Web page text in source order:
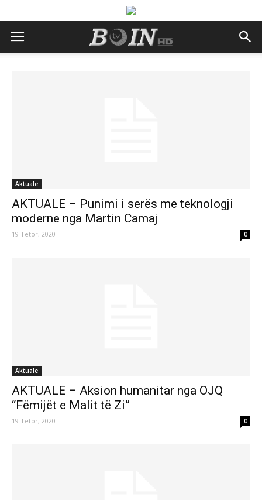
Aktuale
AKTUALE – Punimi i serës me teknologji
moderne nga Martin Camaj
19 Tetor, 2020 0
Aktuale
AKTUALE – Aksion humanitar nga OJQ
“Fëmijët e Malit të Zi”
19 Tetor, 2020 0